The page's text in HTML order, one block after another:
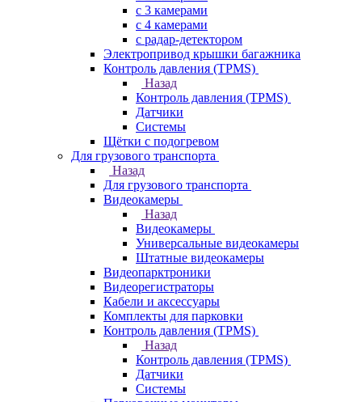
с 3 камерами
с 4 камерами
с радар-детектором
Электропривод крышки багажника
Контроль давления (TPMS)
Назад
Контроль давления (TPMS)
Датчики
Системы
Щётки с подогревом
Для грузового транспорта
Назад
Для грузового транспорта
Видеокамеры
Назад
Видеокамеры
Универсальные видеокамеры
Штатные видеокамеры
Видеопарктроники
Видеорегистраторы
Кабели и аксессуары
Комплекты для парковки
Контроль давления (TPMS)
Назад
Контроль давления (TPMS)
Датчики
Системы